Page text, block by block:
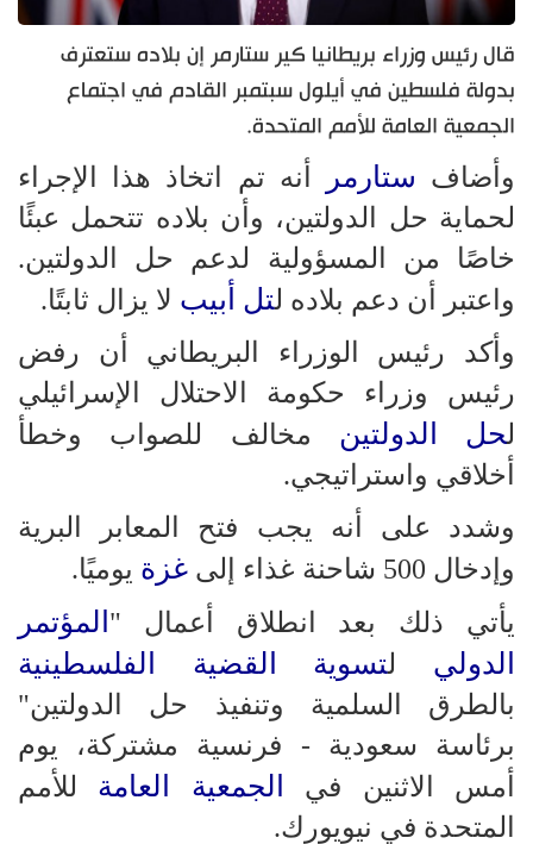
قال رئيس وزراء بريطانيا كير ستارمر إن بلاده ستعترف
بدولة فلسطين في أيلول سبتمبر القادم في اجتماع
الجمعية العامة للأمم المتحدة.
وأضاف ستارمر
أنه تم اتخاذ هذا الإجراء
لحماية حل الدولتين، وأن بلاده تتحمل عبئًا
خاصًا من المسؤولية لدعم حل الدولتين.
واعتبر أن دعم بلاده لتل أبيب لا يزال ثابتًا.
وأكد رئيس الوزراء البريطاني أن رفض
رئيس وزراء حكومة الاحتلال الإسرائيلي
لحل الدولتين مخالف للصواب وخطأ
أخلاقي واستراتيجي.
وشدد على أنه يجب فتح المعابر البرية
وإدخال 500 شاحنة غذاء إلى
غزة يوميًا.
يأتي ذلك بعد انطلاق أعمال " المؤتمر
الدولي لتسوية القضية الفلسطينية
بالطرق السلمية وتنفيذ حل الدولتين"
برئاسة سعودية - فرنسية مشتركة، يوم
أمس الاثنين في
الجمعية العامة للأمم
المتحدة في نيويورك.